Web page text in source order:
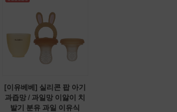
[이유베베] 실리콘 팝 아기
과즙망 / 과일망 이앓이 치
발기 분유 과일 이유식